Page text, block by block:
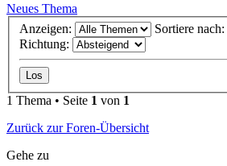
Neues Thema
Anzeigen:
Sortiere nach:
Richtung:
1 Thema • Seite 1 von 1
Zurück zur Foren-Übersicht
Gehe zu